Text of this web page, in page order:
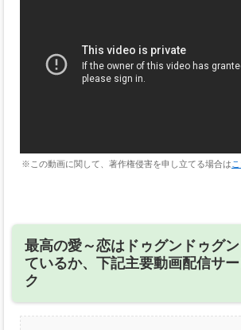
※この動画に関して、著作権侵害を申し立てる場合は
最高の愛～恋はドゥグンドゥグ
ているか、下記主要動画配信サ
ク